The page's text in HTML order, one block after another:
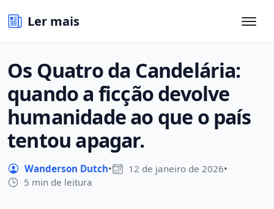
Ler mais
Os Quatro da Candelária:
quando a ficção devolve
humanidade ao que o país
tentou apagar.
Wanderson Dutch• 12 de janeiro de 2026•
5 min de leitura